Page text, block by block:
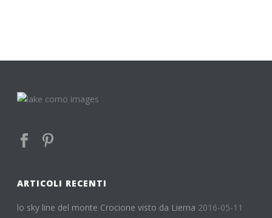
ARTICOLI RECENTI
lo sky line del monte Crocione visto da Lierna 2016-05-11